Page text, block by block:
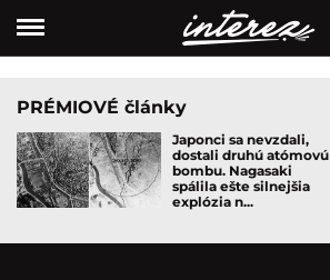
PRÉMIOVÉ články
Japonci sa nevzdali,
dostali druhú atómovú
bombu. Nagasaki
spálila ešte silnejšia
explózia n...